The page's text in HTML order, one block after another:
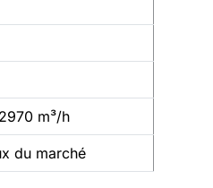
m³/h
du marché